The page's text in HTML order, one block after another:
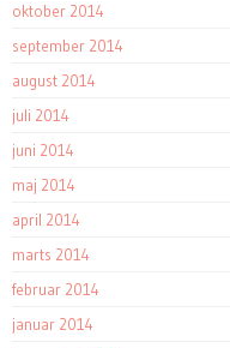
oktober 2014
september 2014
august 2014
juli 2014
juni 2014
maj 2014
april 2014
marts 2014
februar 2014
januar 2014